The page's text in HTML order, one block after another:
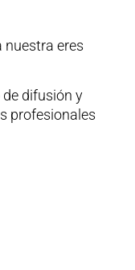
nuestra eres
difusión y
profesionales